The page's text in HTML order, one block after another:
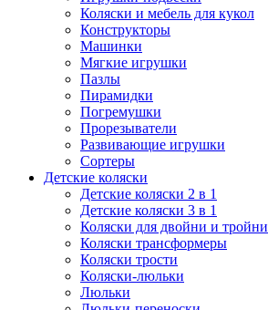
Коляски и мебель для кукол
Конструкторы
Машинки
Мягкие игрушки
Пазлы
Пирамидки
Погремушки
Прорезыватели
Развивающие игрушки
Сортеры
Детские коляски
Детские коляски 2 в 1
Детские коляски 3 в 1
Коляски для двойни и тройни
Коляски трансформеры
Коляски трости
Коляски-люльки
Люльки